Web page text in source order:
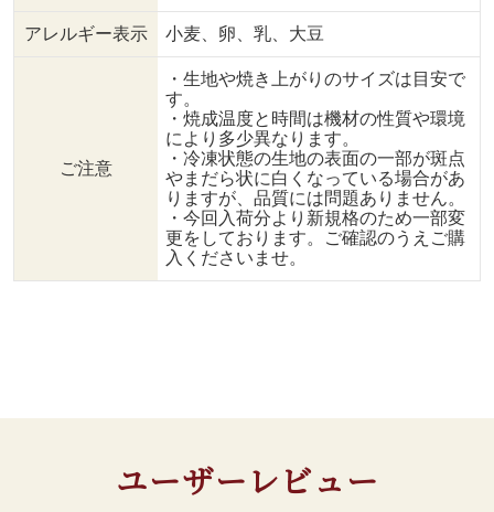
アレルギー表示 小麦、卵、乳、大豆
ご注意
・生地や焼き上がりのサイズは目安で
す。
・焼成温度と時間は機材の性質や環境
により多少異なります。
・冷凍状態の生地の表面の一部が斑点
やまだら状に白くなっている場合があ
りますが、品質には問題ありません。
・今回入荷分より新規格のため一部変
更をしております。ご確認のうえご購
入くださいませ。
ユーザーレビュー